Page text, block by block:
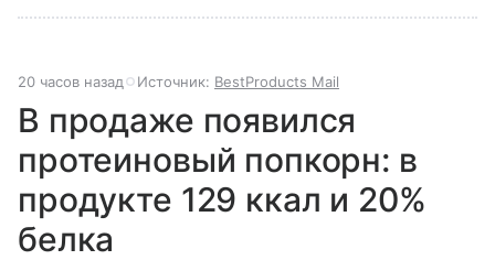
20 часов назад Источник: BestProducts Mail
В продаже появился
протеиновый попкорн: в
продукте 129 ккал и 20%
белка